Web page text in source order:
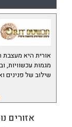
אורית היא
מגמות עכשוויות,
שילוב של פנינים
אזורים